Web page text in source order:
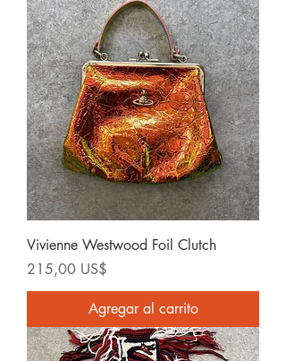
Vivienne Westwood Foil Clutch
Precio
215,00 US$
Agregar al carrito